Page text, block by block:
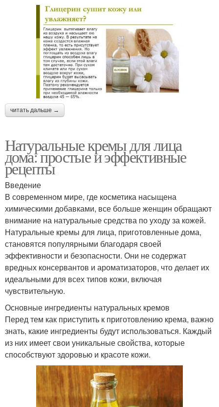
читать дальше →
Натуральные кремы для лица
дома: простые и эффективные
рецепты
Введение
В современном мире, где косметика насыщена
химическими добавками, все больше женщин обращают
внимание на натуральные средства по уходу за кожей.
Натуральные кремы для лица, приготовленные дома,
становятся популярными благодаря своей
эффективности и безопасности. Они не содержат
вредных консервантов и ароматизаторов, что делает их
идеальными для всех типов кожи, включая
чувствительную.
Основные ингредиенты натуральных кремов
Перед тем как приступить к приготовлению крема, важно
знать, какие ингредиенты будут использоваться. Каждый
из них имеет свои уникальные свойства, которые
способствуют здоровью и красоте кожи.